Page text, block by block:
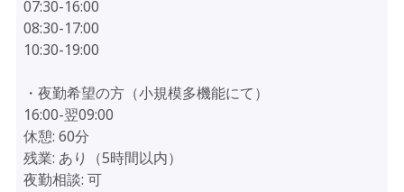
07:30-16:00
08:30-17:00
10:30-19:00
・夜勤希望の方（小規模多機能にて）
16:00-翌09:00
休憩: 60分
残業: あり（5時間以内）
夜勤相談: 可